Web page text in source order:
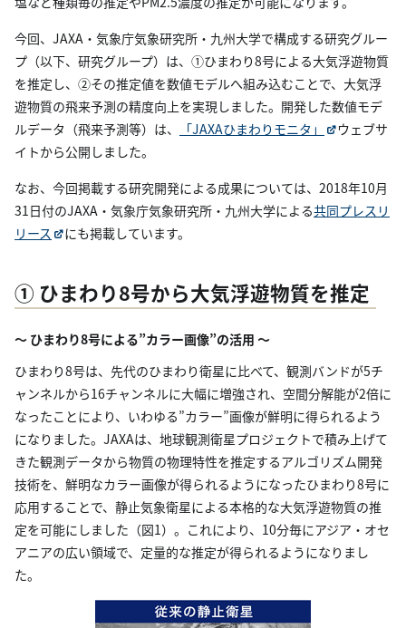
今回、JAXA・気象庁気象研究所・九州大学で構成する研究グルー
プ（以下、研究グループ）は、①ひまわり8号による大気浮遊物質
を推定し、②その推定値を数値モデルへ組み込むことで、大気浮
遊物質の飛来予測の精度向上を実現しました。開発した数値モデ
ルデータ（飛来予測等）は、
「JAXAひまわりモニタ」
ウェブサ
イトから公開しました。
なお、今回掲載する研究開発による成果については、2018年10月
31日付のJAXA・気象庁気象研究所・九州大学による共同プレスリ
リース
にも掲載しています。
① ひまわり8号から大気浮遊物質を推定
～ ひまわり8号による”カラー画像”の活用 ～
ひまわり8号は、先代のひまわり衛星に比べて、観測バンドが5チ
ャンネルから16チャンネルに大幅に増強され、空間分解能が2倍に
なったことにより、いわゆる”カラー”画像が鮮明に得られるよう
になりました。JAXAは、地球観測衛星プロジェクトで積み上げて
きた観測データから物質の物理特性を推定するアルゴリズム開発
技術を、鮮明なカラー画像が得られるようになったひまわり8号に
応用することで、静止気象衛星による本格的な大気浮遊物質の推
定を可能にしました（図1）。これにより、10分毎にアジア・オセ
アニアの広い領域で、定量的な推定が得られるようになりまし
た。